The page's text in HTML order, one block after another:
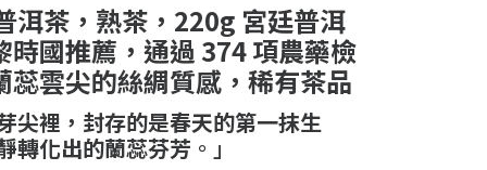
洱茶，熟茶，220g 宮廷普洱
時國推薦，通過 374 項農藥檢
蕊雲尖的絲綢質感，稀有茶品
尖裡，封存的是春天的第一抹生
轉化出的蘭蕊芬芳 。」